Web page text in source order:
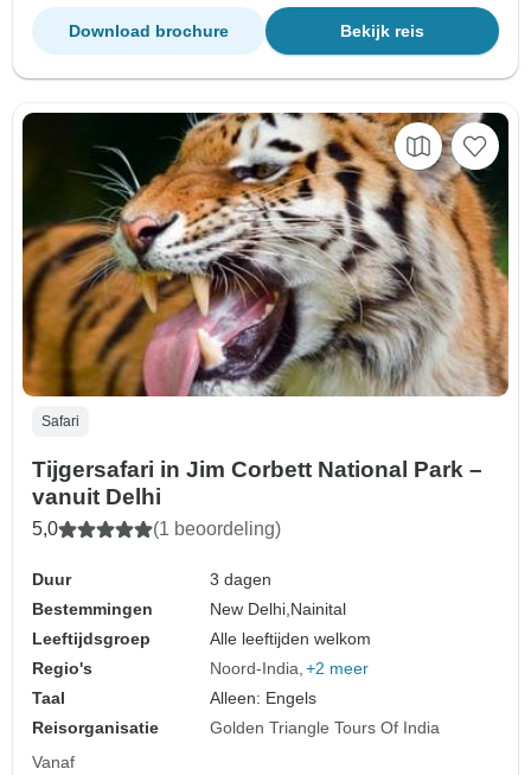
Bekijk reis
Download brochure
Safari
Tijgersafari in Jim Corbett National Park –
vanuit Delhi
5,0 (1 beoordeling)
Duur
3 dagen
Bestemmingen
New Delhi, Nainital
Leeftijdsgroep
Alle leeftijden welkom
Regio's
Noord-India +2 meer
Taal
Alleen: Engels
Reisorganisatie
Golden Triangle Tours Of India
Vanaf